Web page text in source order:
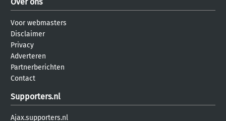
Voor webmasters
Disclaimer
Privacy
Adverteren
Partnerberichten
Contact
Supporters.nl
Ajax.supporters.nl